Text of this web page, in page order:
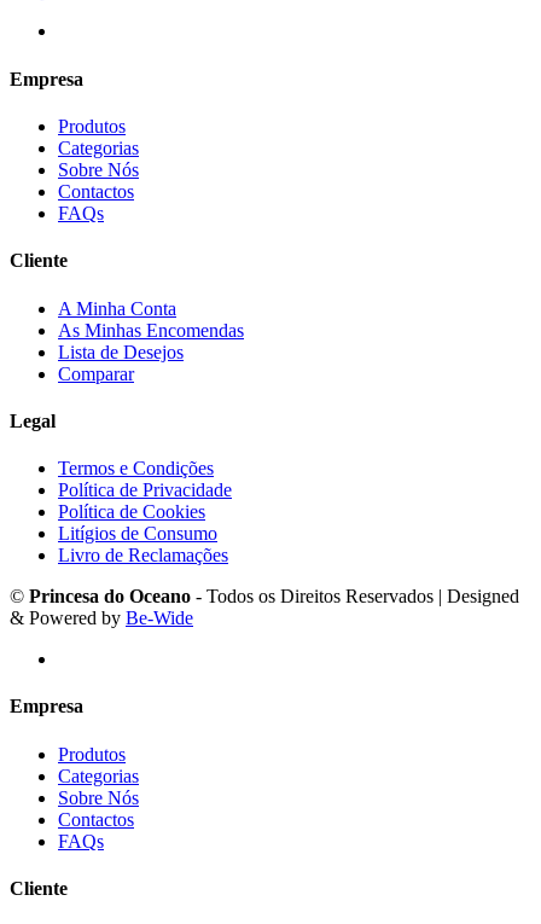
Empresa
Produtos
Categorias
Sobre Nós
Contactos
FAQs
Cliente
A Minha Conta
As Minhas Encomendas
Lista de Desejos
Comparar
Legal
Termos e Condições
Política de Privacidade
Política de Cookies
Litígios de Consumo
Livro de Reclamações
© Princesa do Oceano - Todos os Direitos Reservados | Designed
& Powered by Be-Wide
Empresa
Produtos
Categorias
Sobre Nós
Contactos
FAQs
Cliente